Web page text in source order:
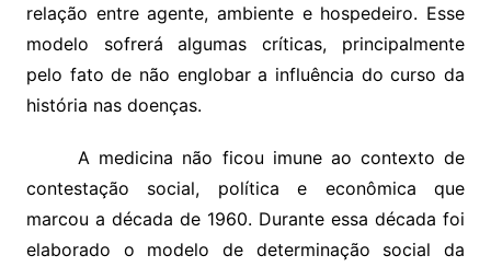
relação entre agente, ambiente e hospedeiro. Esse
modelo sofrerá algumas críticas, principalmente
pelo fato de não englobar a influência do curso da
história nas doenças.
A medicina não ficou imune ao contexto de
contestação social, política e econômica que
marcou a década de 1960. Durante essa década foi
elaborado o modelo de determinação social da